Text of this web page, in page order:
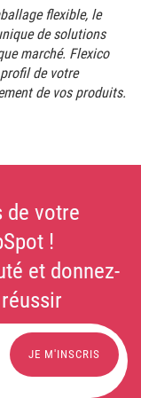
flexible, le
de solutions
marché. Flexico
de votre
de vos produits.
de votre
!
et donnez-